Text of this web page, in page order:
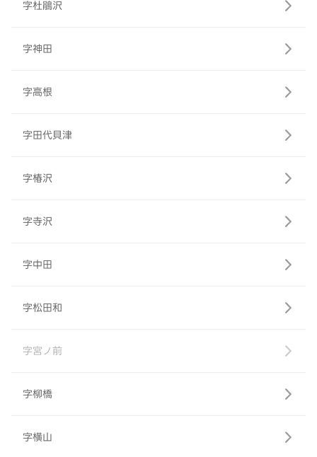
字杜鵑沢
字神田
字高根
字田代貝津
字椿沢
字寺沢
字中田
字松田和
字宮ノ前
字柳橋
字横山